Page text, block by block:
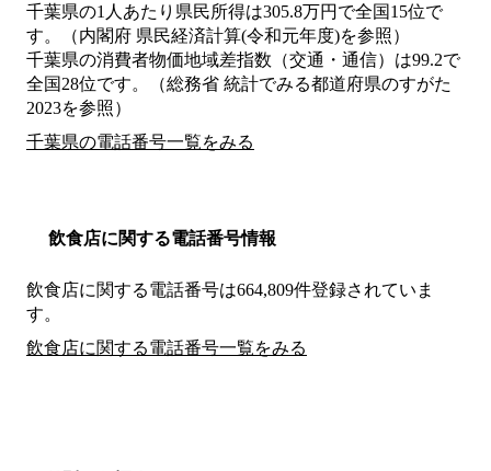
千葉県の1人あたり県民所得は305.8万円で全国15位で
す。（内閣府 県民経済計算(令和元年度)を参照）
千葉県の消費者物価地域差指数（交通・通信）は99.2で
全国28位です。（総務省 統計でみる都道府県のすがた
2023を参照）
千葉県の電話番号一覧をみる
飲食店に関する電話番号情報
飲食店に関する電話番号は664,809件登録されていま
す。
飲食店に関する電話番号一覧をみる